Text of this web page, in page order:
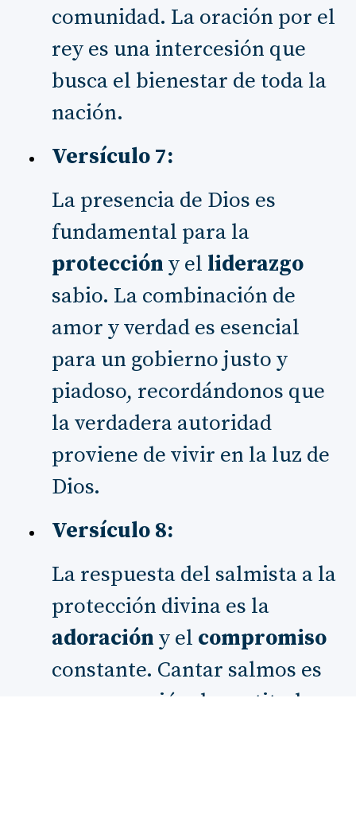
comunidad. La oración por el
rey es una intercesión que
busca el bienestar de toda la
nación.
Versículo 7:
La presencia de Dios es
fundamental para la
protección y el liderazgo
sabio. La combinación de
amor y verdad es esencial
para un gobierno justo y
piadoso, recordándonos que
la verdadera autoridad
proviene de vivir en la luz de
Dios.
Versículo 8:
La respuesta del salmista a la
protección divina es la
adoración y el compromiso
constante. Cantar salmos es
una expresión de gratitud y